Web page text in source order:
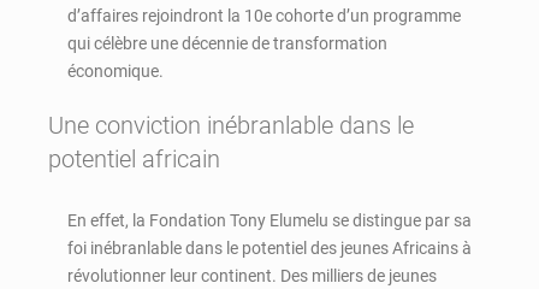
d’affaires rejoindront la 10e cohorte d’un programme
qui célèbre une décennie de transformation
économique.
Une conviction inébranlable dans le
potentiel africain
En effet, la Fondation Tony Elumelu se distingue par sa
foi inébranlable dans le potentiel des jeunes Africains à
révolutionner leur continent. Des milliers de jeunes